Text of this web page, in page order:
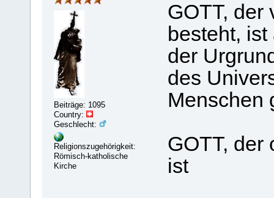
Beiträge: 1095
Country:
Geschlecht:
Religionszugehörigkeit:
Römisch-katholische
Kirche
GOTT, der
besteht,
der
des
Menschen
GOTT, der
ist